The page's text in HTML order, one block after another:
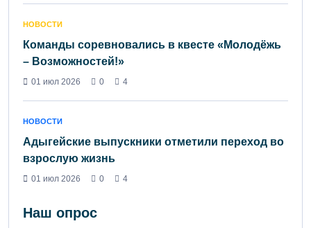
НОВОСТИ
Команды соревновались в квесте «Молодёжь
– Возможностей!»
01 июл 2026 0 4
НОВОСТИ
Адыгейские выпускники отметили переход во
взрослую жизнь
01 июл 2026 0 4
Наш опрос